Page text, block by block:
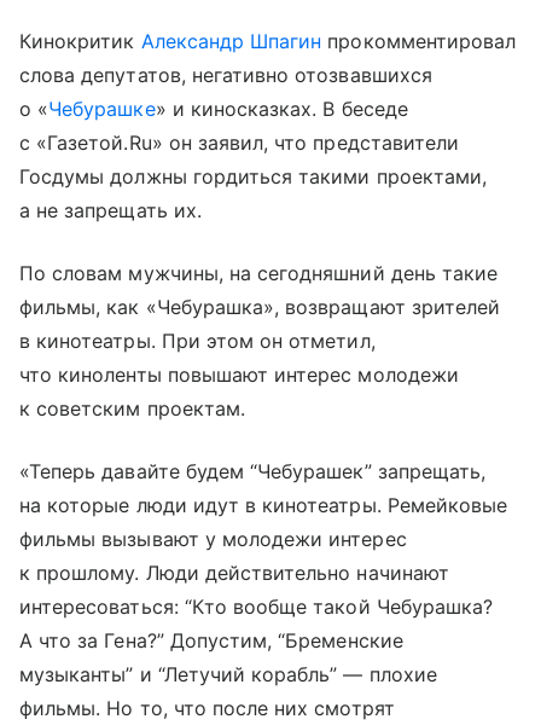
Кинокритик Александр Шпагин прокомментировал
слова депутатов, негативно отозвавшихся
о «Чебурашке» и киносказках. В беседе
с «Газетой.Ru» он заявил, что представители
Госдумы должны гордиться такими проектами,
а не запрещать их.
По словам мужчины, на сегодняшний день такие
фильмы, как «Чебурашка», возвращают зрителей
в кинотеатры. При этом он отметил,
что киноленты повышают интерес молодежи
к советским проектам.
«Теперь давайте будем “Чебурашек” запрещать,
на которые люди идут в кинотеатры. Ремейковые
фильмы вызывают у молодежи интерес
к прошлому. Люди действительно начинают
интересоваться: “Кто вообще такой Чебурашка?
А что за Гена?” Допустим, “Бременские
музыканты” и “Летучий корабль” — плохие
фильмы. Но то, что после них смотрят